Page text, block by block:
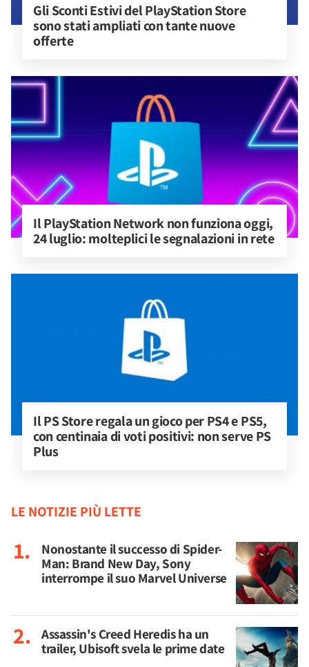
Gli Sconti Estivi del PlayStation Store
sono stati ampliati con tante nuove
offerte
Il PlayStation Network non funziona oggi,
24 luglio: molteplici le segnalazioni in rete
Il PS Store regala un gioco per PS4 e PS5,
con centinaia di voti positivi: non serve PS
Plus
LE NOTIZIE PIÙ LETTE
Nonostante il successo di Spider-
Man: Brand New Day, Sony
interrompe il suo Marvel Universe
Assassin's Creed Heredis ha un
trailer, Ubisoft svela le prime date